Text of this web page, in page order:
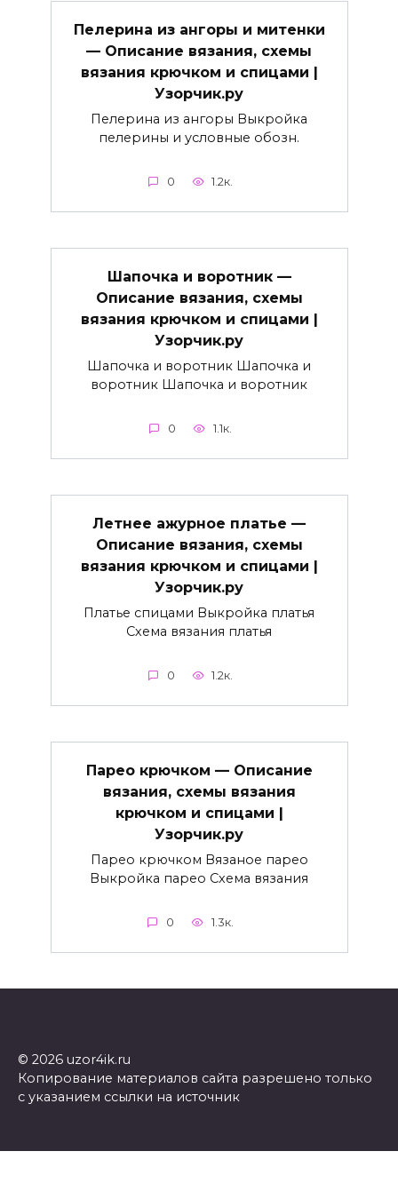
Пелерина из ангоры и митенки
— Описание вязания, схемы
вязания крючком и спицами |
Узорчик.ру
Пелерина из ангоры Выкройка
пелерины и условные обозн.
0 1.2к.
Шапочка и воротник —
Описание вязания, схемы
вязания крючком и спицами |
Узорчик.ру
Шапочка и воротник Шапочка и
воротник Шапочка и воротник
0 1.1к.
Летнее ажурное платье —
Описание вязания, схемы
вязания крючком и спицами |
Узорчик.ру
Платье спицами Выкройка платья
Схема вязания платья
0 1.2к.
Парео крючком — Описание
вязания, схемы вязания
крючком и спицами |
Узорчик.ру
Парео крючком Вязаное парео
Выкройка парео Схема вязания
0 1.3к.
© 2026 uzor4ik.ru
Копирование материалов сайта разрешено только
с указанием ссылки на источник